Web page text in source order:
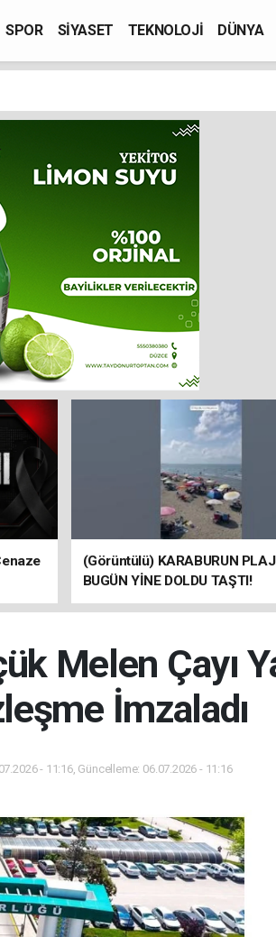
SPOR SİYASET TEKNOLOJİ DÜNYA
(Görüntülü) KARABURUN
BUGÜN YİNE DOLDU TAŞTI!
Melen Çayı
İmzaladı
- 11:16, Güncelleme: 06.07.2026 - 11:16